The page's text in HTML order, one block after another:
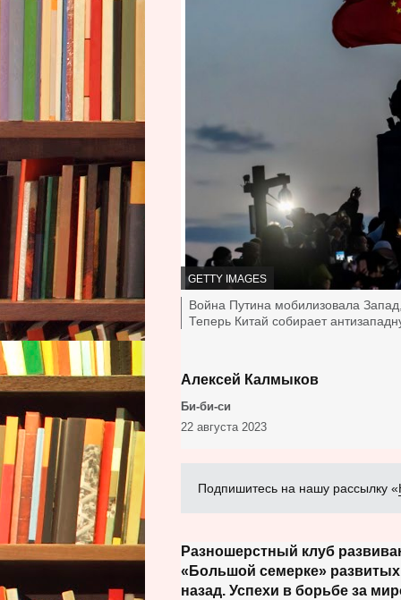
А
В
Т
О
Т
,
GETTY IMAGES
П
о
с
ь
ф
т
Война Путина мобилизовала
Теперь Китай собирает
с
т
а
в
т
о
Алексей Калмыков
Д
о
ж
т
,
Би-би-си
22 августа 2023
Подпишитесь на нашу рассылку «
Разношерстный клуб
«Большой семерке»
назад. Успехи в борьбе за